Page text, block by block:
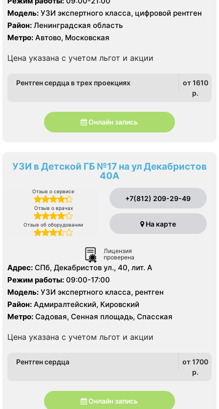
Модель: УЗИ экспертного класса, цифровой рентген
Район: Ленинградская область
Метро: Автово, Московская
Цена указана с учетом льгот и акции
Рентген сердца в трех проекциях
от 1610
p.
Онлайн запись
УЗИ в Детской ГБ №17 на ул Декабристов
40А
Отзыв о сервисе
Отзыв о врачах
Отзыв об оборудовании
+7(812) 209-29-49
На карте
Лицензия
проверена
Адрес: СПб, Декабристов ул., 40, лит. А
Режим работы: 09:00-17:00
Модель: УЗИ экспертного класса, рентген
Район: Адмиралтейский, Кировский
Метро: Садовая, Сенная площадь, Спасская
Цена указана с учетом льгот и акции
Рентген сердца
от 1700
p.
Онлайн запись